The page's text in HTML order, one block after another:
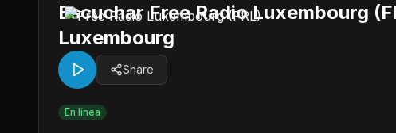
Escuchar Free Radio Luxembourg
Luxembourg
Share
En línea